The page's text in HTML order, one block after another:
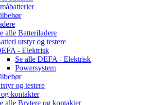
alle Batteriladere
utstyr og testere
- Elektrisk
Se alle DEFA - Elektrisk
Powersystem
og testere
kontakter
alle Brytere og kontakter